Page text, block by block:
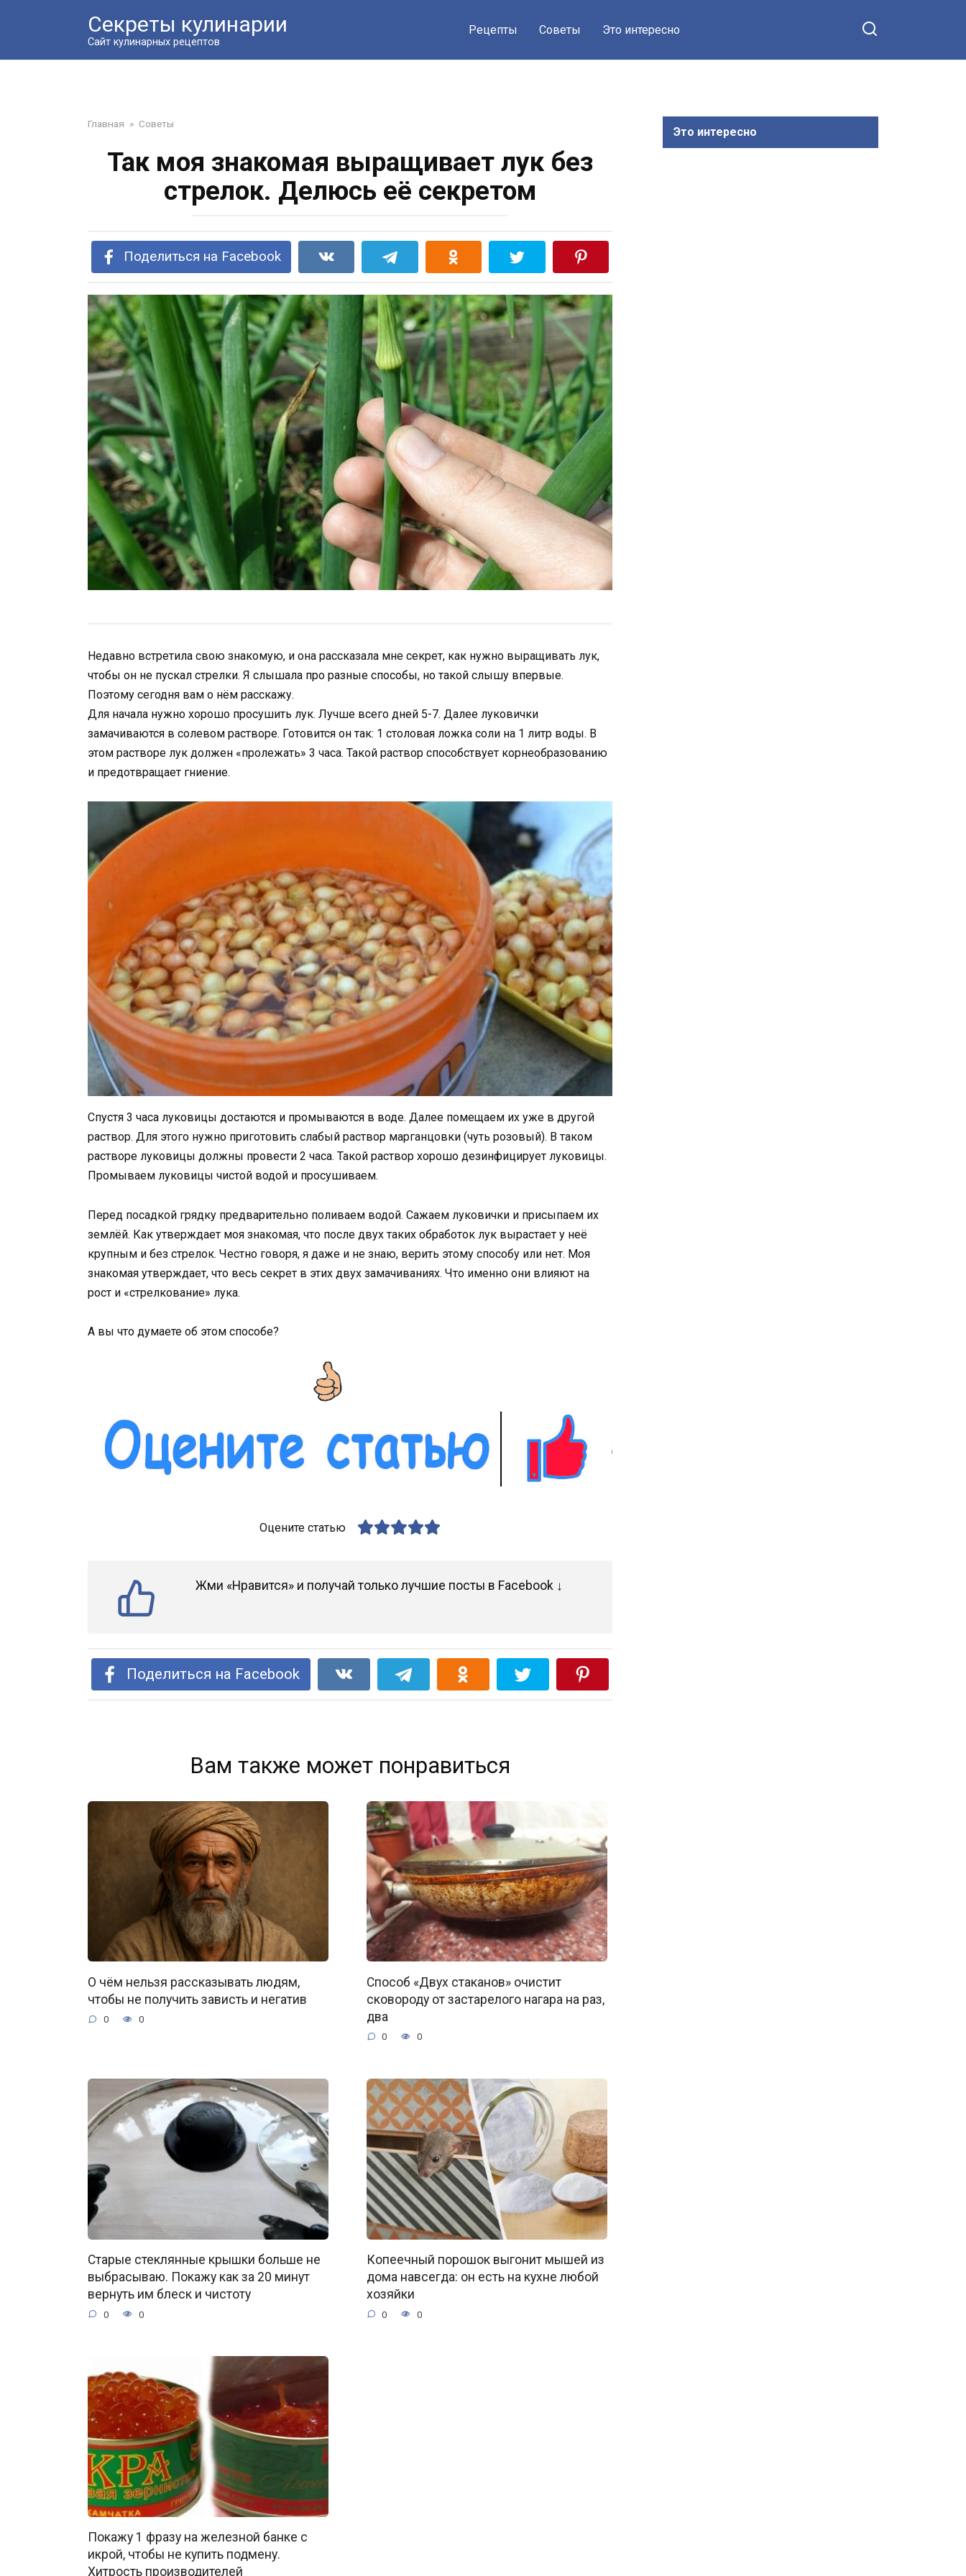
Секреты кулинарии
Сайт кулинарных рецептов
Рецепты Советы Это интересно
Главная » Советы
Так моя знакомая выращивает лук без
стрелок. Делюсь её секретом
Поделиться на Facebook
Недавно встретила свою знакомую, и она рассказала мне секрет, как нужно выращивать лук,
чтобы он не пускал стрелки. Я слышала про разные способы, но такой слышу впервые.
Поэтому сегодня вам о нём расскажу.
Для начала нужно хорошо просушить лук. Лучше всего дней 5-7. Далее луковички
замачиваются в солевом растворе. Готовится он так: 1 столовая ложка соли на 1 литр воды. В
этом растворе лук должен «пролежать» 3 часа. Такой раствор способствует корнеобразованию
и предотвращает гниение.
Спустя 3 часа луковицы достаются и промываются в воде. Далее помещаем их уже в другой
раствор. Для этого нужно приготовить слабый раствор марганцовки (чуть розовый). В таком
растворе луковицы должны провести 2 часа. Такой раствор хорошо дезинфицирует луковицы.
Промываем луковицы чистой водой и просушиваем. ⠀
Перед посадкой грядку предварительно поливаем водой. Сажаем луковички и присыпаем их
землёй. Как утверждает моя знакомая, что после двух таких обработок лук вырастает у неё
крупным и без стрелок. Честно говоря, я даже и не знаю, верить этому способу или нет. Моя
знакомая утверждает, что весь секрет в этих двух замачиваниях. Что именно они влияют на
рост и «стрелкование» лука.
А вы что думаете об этом способе?
Оцените статью
Жми «Нравится» и получай только лучшие посты в Facebook ↓
Поделиться на Facebook
Вам также может понравиться
О чём нельзя рассказывать людям,
чтобы не получить зависть и негатив
0 0
Способ «Двух стаканов» очистит
сковороду от застарелого нагара на раз,
два
0 0
Старые стеклянные крышки больше не
выбрасываю. Покажу как за 20 минут
вернуть им блеск и чистоту
0 0
Копеечный порошок выгонит мышей из
дома навсегда: он есть на кухне любой
хозяйки
0 0
Покажу 1 фразу на железной банке с
икрой, чтобы не купить подмену.
Хитрость производителей
Это интересно